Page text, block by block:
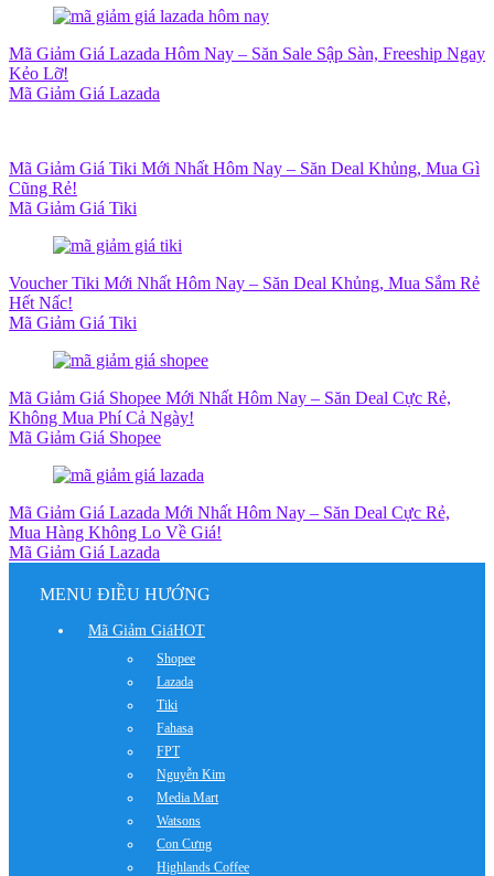
Mã Giảm Giá Lazada Hôm Nay – Săn Sale Sập Sàn, Freeship Ngay
Kẻo Lỡ!
Mã Giảm Giá Lazada
Mã Giảm Giá Tiki Mới Nhất Hôm Nay – Săn Deal Khủng, Mua Gì
Cũng Rẻ!
Mã Giảm Giá Tiki
Voucher Tiki Mới Nhất Hôm Nay – Săn Deal Khủng, Mua Sắm Rẻ
Hết Nấc!
Mã Giảm Giá Tiki
Mã Giảm Giá Shopee Mới Nhất Hôm Nay – Săn Deal Cực Rẻ,
Không Mua Phí Cả Ngày!
Mã Giảm Giá Shopee
Mã Giảm Giá Lazada Mới Nhất Hôm Nay – Săn Deal Cực Rẻ,
Mua Hàng Không Lo Về Giá!
Mã Giảm Giá Lazada
MENU ĐIỀU HƯỚNG
Mã Giảm GiáHOT
Shopee
Lazada
Tiki
Fahasa
FPT
Nguyễn Kim
Media Mart
Watsons
Con Cưng
Highlands Coffee